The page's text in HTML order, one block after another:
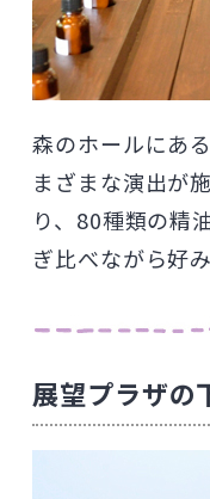
森のホールにあ
まざまな演出が
り、80種類の精
ぎ比べながら好
展望プラザの